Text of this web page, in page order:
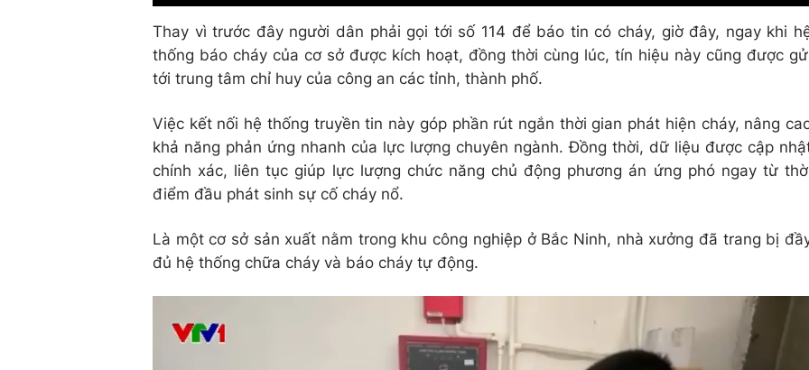
Thay vì trước đây người dân phải gọi tới số 114 để báo tin có cháy, giờ đây, ngay khi
thống báo cháy của cơ sở được kích hoạt, đồng thời cùng lúc, tín hiệu này cũng được
tới trung tâm chỉ huy của công an các tỉnh, thành phố.
Việc kết nối hệ thống truyền tin này góp phần rút ngắn thời gian phát hiện cháy, nâng
khả năng phản ứng nhanh của lực lượng chuyên ngành. Đồng thời, dữ liệu được cập
chính xác, liên tục giúp lực lượng chức năng chủ động phương án ứng phó ngay từ
điểm đầu phát sinh sự cố cháy nổ.
Là một cơ sở sản xuất nằm trong khu công nghiệp ở Bắc Ninh, nhà xưởng đã trang bị
đủ hệ thống chữa cháy và báo cháy tự động.